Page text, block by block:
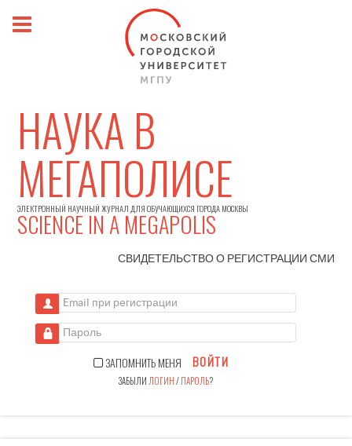
НАУКА В
МЕГАПОЛИСЕ
ЭЛЕКТРОННЫЙ НАУЧНЫЙ ЖУРНАЛ ДЛЯ ОБУЧАЮЩИХСЯ ГОРОДА МОСКВЫ
SCIENCE IN A MEGAPOLIS
СВИДЕТЕЛЬСТВО О РЕГИСТРАЦИИСМИ
Email при регистрации
Пароль
ЗАПОМНИТЬ МЕНЯ ВОЙТИ
ЗАБЫЛИ ЛОГИН/ПАРОЛЬ?